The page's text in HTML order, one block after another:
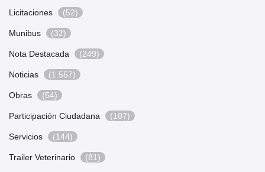
Licitaciones (52)
Munibus (32)
Nota Destacada (249)
Noticias (1.557)
Obras (54)
Participación Ciudadana (107)
Servicios (144)
Trailer Veterinario (81)